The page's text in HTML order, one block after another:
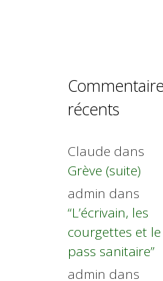
récents
Claude dans
Grève (suite)
admin dans
“L’écrivain, les
courgettes et le
pass sanitaire”
admin dans